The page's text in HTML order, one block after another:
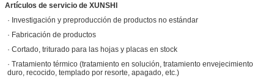
Artículos de servicio de XUNSHI
· Investigación y preproducción de productos no estándar
· Fabricación de productos
· Cortado, triturado para las hojas y placas en stock
· Tratamiento térmico (tratamiento en solución, tratamiento envejecimiento
duro, recocido, templado por resorte, apagado, etc.)